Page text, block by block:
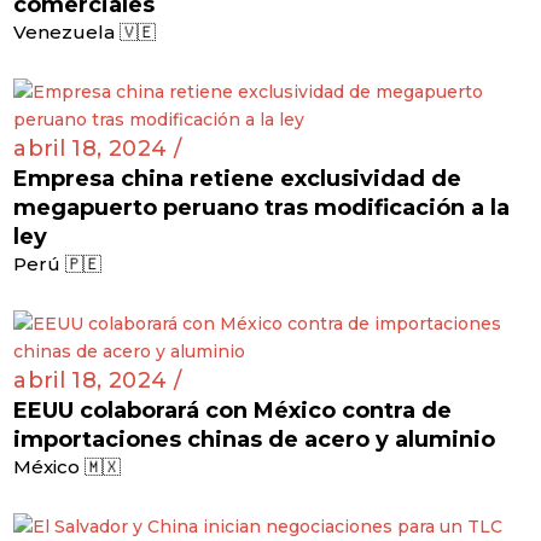
Venezuela 🇻🇪
abril 18, 2024 /
Empresa china retiene exclusividad de
megapuerto peruano tras modificación a la
ley
Perú 🇵🇪
abril 18, 2024 /
EEUU colaborará con México contra de
importaciones chinas de acero y aluminio
México 🇲🇽